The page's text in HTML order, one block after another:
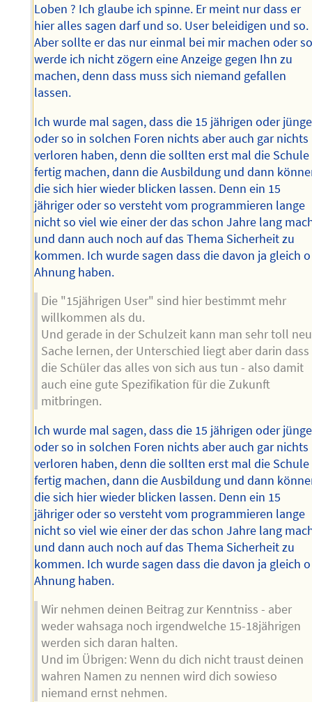
Loben ? Ich glaube ich spinne. Er meint nur dass er
hier alles sagen darf und so. User beleidigen und so.
Aber sollte er das nur einmal bei mir machen oder
werde ich nicht zögern eine Anzeige gegen Ihn zu
machen, denn dass muss sich niemand gefallen
lassen.
Ich wurde mal sagen, dass die 15 jährigen oder
oder so in solchen Foren nichts aber auch gar nichts
verloren haben, denn die sollten erst mal die Schule
fertig machen, dann die Ausbildung und dann
die sich hier wieder blicken lassen. Denn ein 15
jähriger oder so versteht vom programmieren lange
nicht so viel wie einer der das schon Jahre lang
und dann auch noch auf das Thema Sicherheit zu
kommen. Ich wurde sagen dass die davon ja gleich o
Ahnung haben.
Die "15jährigen User" sind hier bestimmt mehr
willkommen als du.
Und gerade in der Schulzeit kann man sehr toll
Sache lernen, der Unterschied liegt aber darin dass
die Schüler das alles von sich aus tun - also damit
auch eine gute Spezifikation für die Zukunft
mitbringen.
Ich wurde mal sagen, dass die 15 jährigen oder
oder so in solchen Foren nichts aber auch gar nichts
verloren haben, denn die sollten erst mal die Schule
fertig machen, dann die Ausbildung und dann
die sich hier wieder blicken lassen. Denn ein 15
jähriger oder so versteht vom programmieren lange
nicht so viel wie einer der das schon Jahre lang
und dann auch noch auf das Thema Sicherheit zu
kommen. Ich wurde sagen dass die davon ja gleich o
Ahnung haben.
Wir nehmen deinen Beitrag zur Kenntniss - aber
weder wahsaga noch irgendwelche 15-18jährigen
werden sich daran halten.
Und im Übrigen: Wenn du dich nicht traust deinen
wahren Namen zu nennen wird dich sowieso
niemand ernst nehmen.